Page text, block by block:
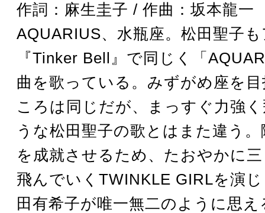
作詞：麻生圭子 / 作曲：坂本龍一
AQUARIUS、水瓶座。松田聖子
『Tinker Bell』で同じく「
曲を歌っている。みずがめ座を
ころは同じだが、まっすぐ力強
うな松田聖子の歌とはまた違う
を成就させるため、たおやかに
飛んでいくTWINKLE GIRLを演
田有希子が唯一無二のように思え